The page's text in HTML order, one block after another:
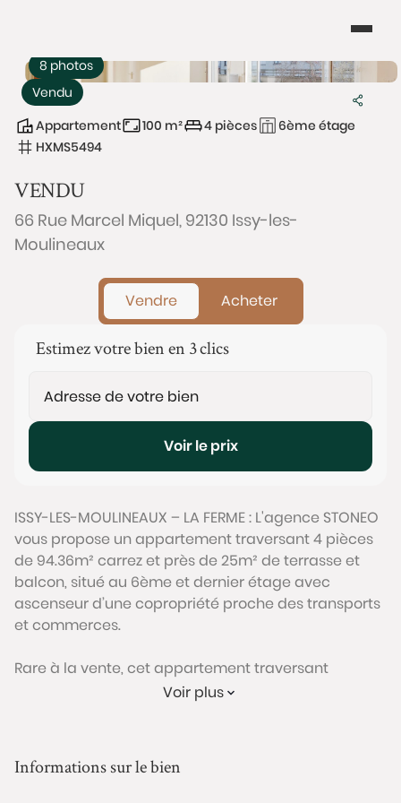
Vendu
8 photos
Appartement 100 m² 4 pièces
6ème étage
HXMS5494
VENDU
66 Rue Marcel Miquel, 92130 Issy-les-
Moulineaux
Vendre Acheter
Estimez votre bien en 3 clics
Voir le prix
ISSY-LES-MOULINEAUX – LA FERME : L'agence STONEO
vous propose un appartement traversant 4 pièces
de 94.36m² carrez et près de 25m² de terrasse et
balcon, situé au 6ème et dernier étage avec
ascenseur d’une copropriété proche des transports
et commerces.
Rare à la vente, cet appartement traversant
comprend un agréable espace de vie avec un
extérieur) équipée et fonctionnelle.
Voir plus
Informations sur le bien